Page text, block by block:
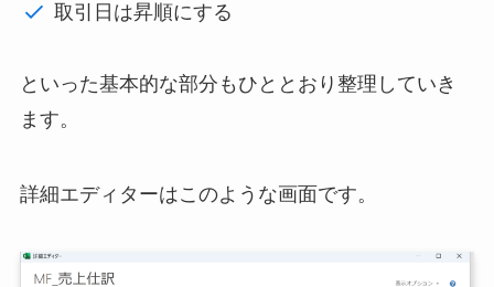
取引日は昇順にする
といった基本的な部分もひととおり整理していき
ます。
詳細エディターはこのような画面です。